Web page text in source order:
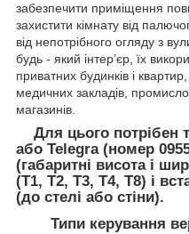
забезпечити приміщення
захистити кімнату від
від непотрібного огляду з
будь - який інтер’єр, їх
приватних будинків і
медичних закладів,
магазинів.
Для цього потрібен
або Telegra (номер
(габаритні висота і
(Т1, Т2, Т3, Т4, Т8) і
(до стелі або стіни).
Типи керування